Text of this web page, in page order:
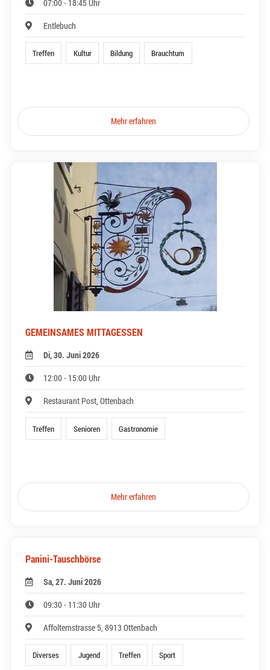
07:00 - 18:45 Uhr
Entlebuch
Treffen Kultur Bildung Brauchtum
Mehr erfahren
GEMEINSAMES MITTAGESSEN
Di, 30. Juni 2026
12:00 - 15:00 Uhr
Restaurant Post, Ottenbach
Treffen Senioren Gastronomie
Mehr erfahren
Panini-Tauschbörse
Sa, 27. Juni 2026
09:30 - 11:30 Uhr
Affolternstrasse 5, 8913 Ottenbach
Diverses Jugend Treffen Sport